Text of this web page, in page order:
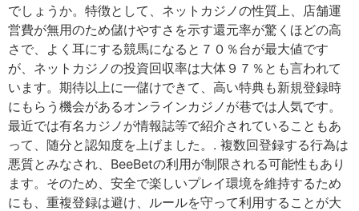
でしょうか。特徴として、ネットカジノの性質上、店舗運
営費が無用のため儲けやすさを示す還元率が驚くほどの高
さで、よく耳にする競馬になると７０％台が最大値です
が、ネットカジノの投資回収率は大体９７％とも言われて
います。期待以上に一儲けできて、高い特典も新規登録時
にもらう機会があるオンラインカジノが巷では人気です。
最近では有名カジノが情報誌等で紹介されていることもあ
って、随分と認知度を上げました。. 複数回登録する行為は
悪質とみなされ、BeeBetの利用が制限される可能性もあり
ます。そのため、安全で楽しいプレイ環境を維持するため
にも、重複登録は避け、ルールを守って利用することが大